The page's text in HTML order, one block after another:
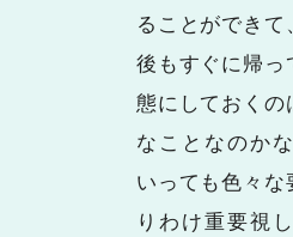
ることができ
後もすぐに帰
態にしておく
なことなのか
いっても色々
りわけ重要視